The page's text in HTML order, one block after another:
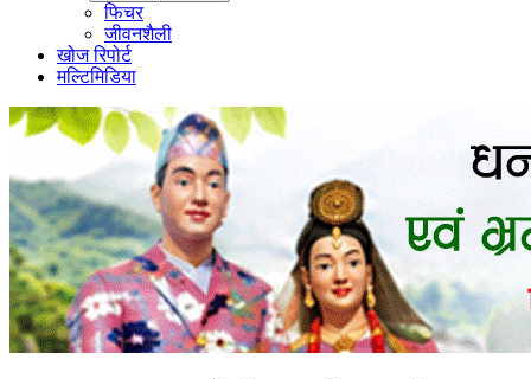
फिचर
जीवनशैली
खोज रिपोर्ट
मल्टिमिडिया